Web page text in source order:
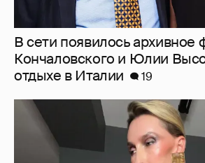
"Люблю своё тело". 52-
Максимова показала фигуру